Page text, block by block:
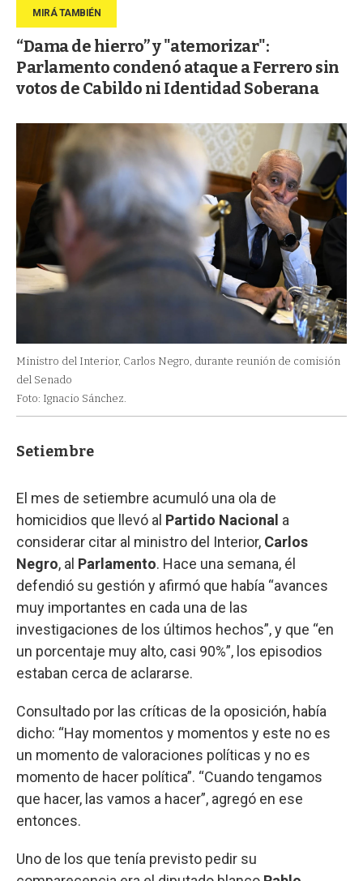
“Dama de hierro” y "atemorizar":
Parlamento condenó ataque a Ferrero sin
votos de Cabildo ni Identidad Soberana
Ministro del Interior, Carlos Negro, durante reunión de comisión
del Senado
Foto: Ignacio Sánchez.
Setiembre
El mes de setiembre acumuló una ola de
homicidios que llevó al Partido Nacional a
considerar citar al ministro del Interior, Carlos
Negro, al Parlamento. Hace una semana, él
defendió su gestión y afirmó que había “avances
muy importantes en cada una de las
investigaciones de los últimos hechos”, y que “en
un porcentaje muy alto, casi 90%”, los episodios
estaban cerca de aclararse.
Consultado por las críticas de la oposición, había
dicho: “Hay momentos y momentos y este no es
un momento de valoraciones políticas y no es
momento de hacer política”. “Cuando tengamos
que hacer, las vamos a hacer”, agregó en ese
entonces.
Uno de los que tenía previsto pedir su